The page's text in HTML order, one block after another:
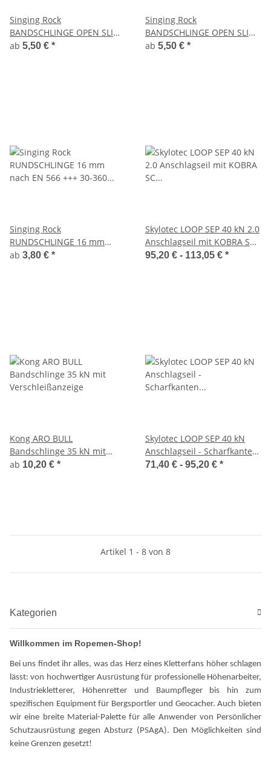
Singing Rock
BANDSCHLINGE OPEN SLING
MAX EN 795 +++ 30-360
ab 5,50 € *
Singing Rock
BANDSCHLINGE OPEN SLING
MAX EN 795 +++ 30-360
ab 5,50 € *
Singing Rock
RUNDSCHLINGE 16 mm
nach EN 566 +++ 30-360
ab 3,80 € *
Skylotec LOOP SEP 40 kN 2.0
Anschlagseil mit KOBRA SC
Karabiner - Scharfkanten
95,20 € - 113,05 € *
Kong ARO BULL
Bandschlinge 35 kN mit
Verschleißanzeige
ab 10,20 € *
Skylotec LOOP SEP 40 kN
Anschlagseil - Scharfkanten
geprüft
71,40 € - 95,20 € *
Artikel 1 - 8 von 8
Kategorien
Willkommen im Ropemen-Shop!
Bei uns findet ihr alles, was das Herz eines Kletterfans höher schlagen
lässt: von hochwertiger Ausrüstung für professionelle Höhenarbeiter,
Industriekletterer, Höhenretter und Baumpfleger bis hin zum
spezifischen Equipment für Bergsportler und Geocacher. Auch bieten
wir eine breite Material-Palette für alle Anwender von Persönlicher
Schutzausrüstung gegen Absturz (PSAgA). Den Möglichkeiten sind
keine Grenzen gesetzt!